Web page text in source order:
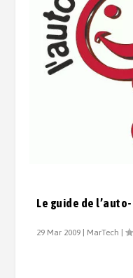
Le guide de
29 Mar 2009 | MarTech |